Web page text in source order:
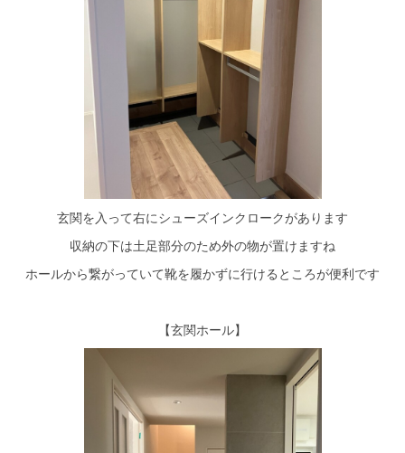
玄関を入って右にシューズインクロークがあります
収納の下は土足部分のため外の物が置けますね
ホールから繋がっていて靴を履かずに行けるところが便利です
【玄関ホール】